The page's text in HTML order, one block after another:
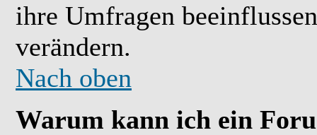
ihre Umfragen
verändern.
Nach oben
Warum kann ich ein